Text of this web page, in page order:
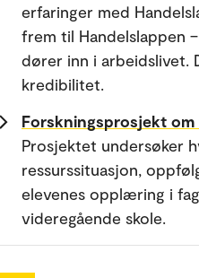
erfaringer med
frem til Handelslappen
dører inn i arbeidslivet.
kredibilitet.
Forskningsprosjekt
Prosjektet undersøker
ressurssituasjon,
elevenes opplæring i
videregående skole.